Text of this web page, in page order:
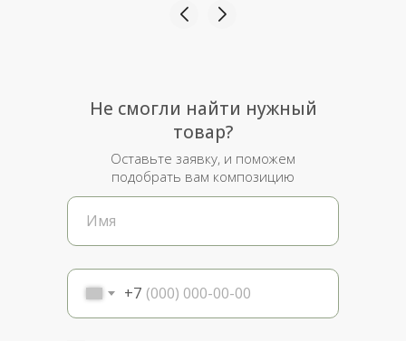
+7
Не смогли найти нужный
товар?
Оставьте заявку, и поможем
подобрать вам композицию